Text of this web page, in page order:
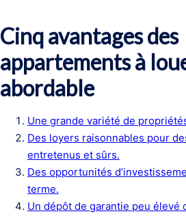
Cinq avantages des
appartements à
abordable
Une grande variété de
Des loyers raisonnables pour
entretenus et sûrs.
Des opportunités
terme.
Un dépôt de garantie peu élevé